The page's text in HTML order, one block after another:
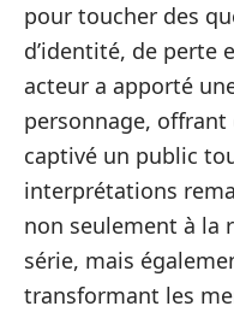
pour toucher des
d’identité, de perte
acteur a apporté
personnage,
captivé un public
interprétations
non seulement à la
série, mais
transformant les